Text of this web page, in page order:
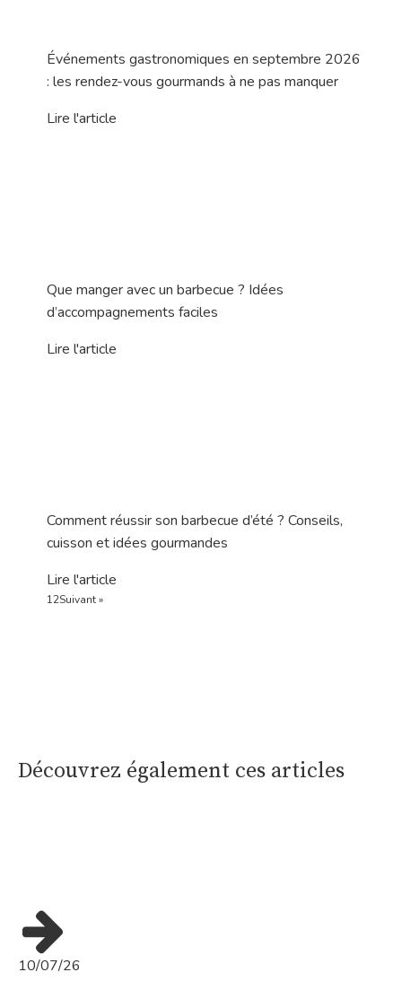
Événements gastronomiques en septembre 2026
: les rendez-vous gourmands à ne pas manquer
Lire l'article
Que manger avec un barbecue ? Idées
d’accompagnements faciles
Lire l'article
Comment réussir son barbecue d’été ? Conseils,
cuisson et idées gourmandes
Lire l'article
12Suivant »
Découvrez également ces articles
10/07/26